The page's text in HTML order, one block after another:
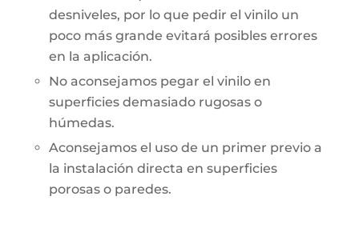
desniveles, por lo que pedir el vinilo un
poco más grande evitará posibles errores
en la aplicación.
No aconsejamos pegar el vinilo en
superficies demasiado rugosas o
húmedas.
Aconsejamos el uso de un primer previo a
la instalación directa en superficies
porosas o paredes.